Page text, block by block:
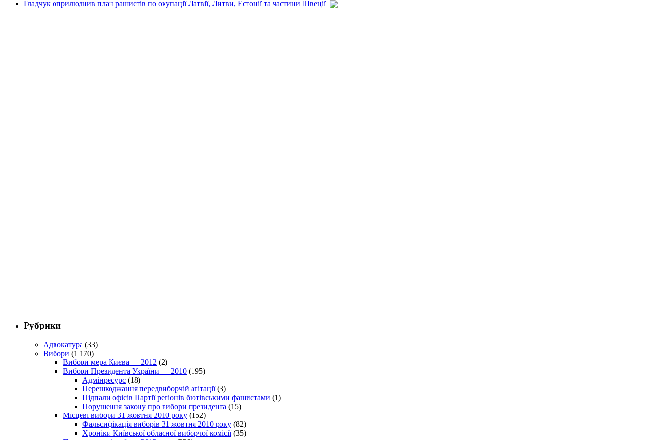
Гладчук оприлюднив план рашистів по окупації Латвії, Литви, Естонії та частини Швеції
Рубрики
Адвокатура (33)
Вибори (1 170)
Вибори мера Києва — 2012 (2)
Вибори Президента України — 2010 (195)
Адмінресурс (18)
Перешкоджання передвиборчій агітації(3)
Підпали офісів Партії регіонів бютівськими фашистами (1)
Порушення закону про вибори президента (15)
Місцеві вибори 31 жовтня 2010 року (152)
Фальсифікація виборів 31 жовтня 2010 року (82)
Хроніки Київської обласної виборчої комісії(35)